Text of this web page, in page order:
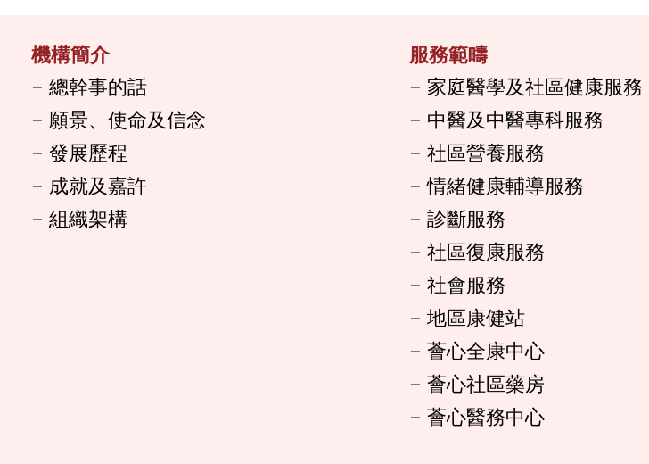
機構簡介
總幹事的話
願景、使命及信念
發展歷程
成就及嘉許
組織架構
服務範疇
家庭醫學及社區健康服務
中醫及中醫專科服務
社區營養服務
情緒健康輔導服務
診斷服務
社區復康服務
社會服務
地區康健站
薈心全康中心
薈心社區藥房
薈心醫務中心